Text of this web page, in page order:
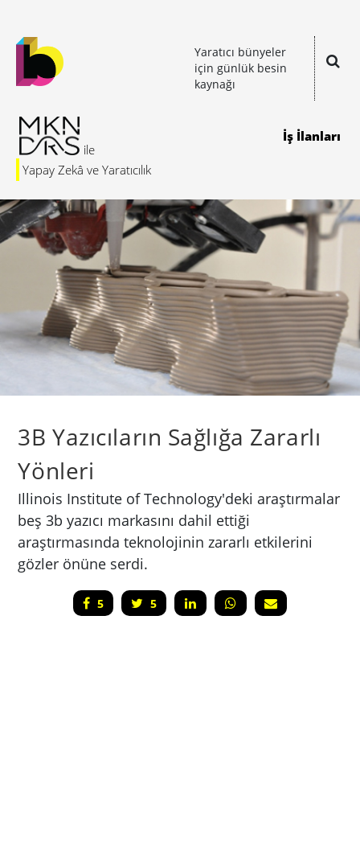
Yaratıcı bünyeler
için günlük besin
kaynağı
Yapay Zekâ ve Yaratıcılık
İş İlanları
3B Yazıcıların Sağlığa Zararlı
Yönleri
Illinois Institute of Technology'deki araştırmalar
beş 3b yazıcı markasını dahil ettiği
araştırmasında teknolojinin zararlı etkilerini
gözler önüne serdi.
5 5